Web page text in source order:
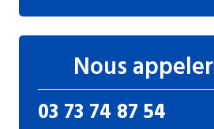
Nous appeler
03 73 74 87 54